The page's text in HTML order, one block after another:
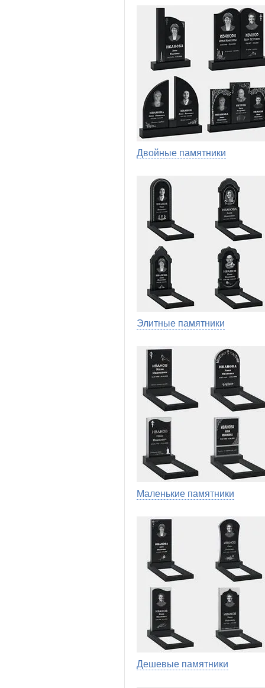
Двойные памятники
Элитные памятники
Маленькие памятники
Дешевые памятники